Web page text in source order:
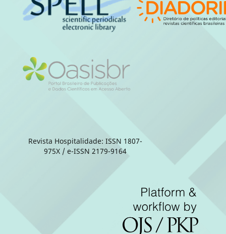
Revista Hospitalidade: ISSN 1807-
975X / e-ISSN 2179-9164